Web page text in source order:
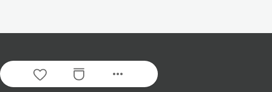
more_horiz